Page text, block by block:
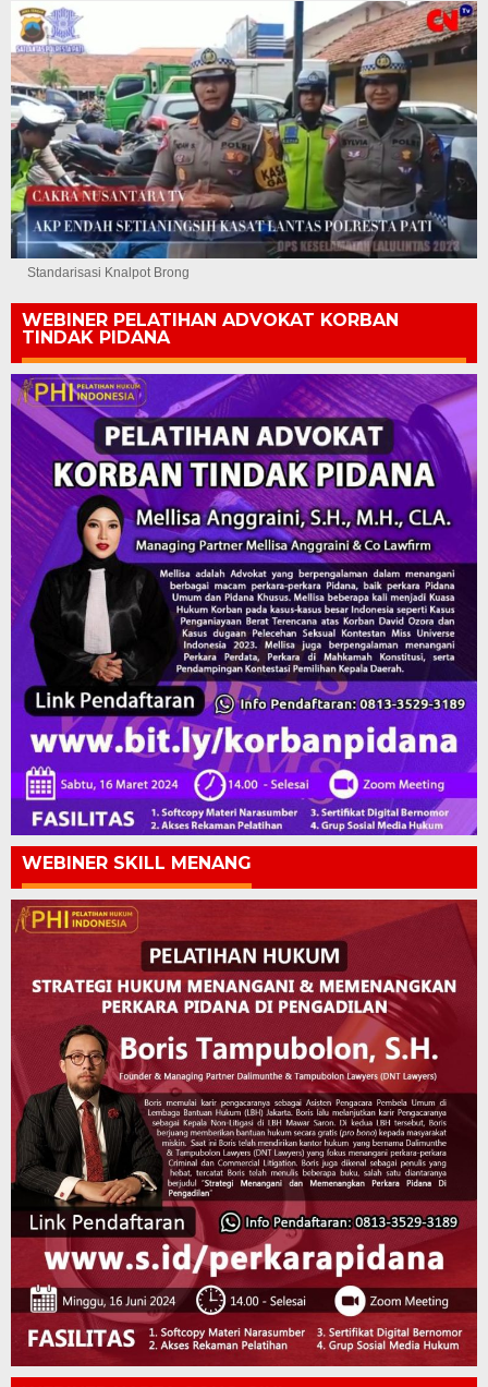
Standarisasi Knalpot Brong
WEBINER PELATIHAN ADVOKAT KORBAN
TINDAK PIDANA
WEBINER SKILL MENANG